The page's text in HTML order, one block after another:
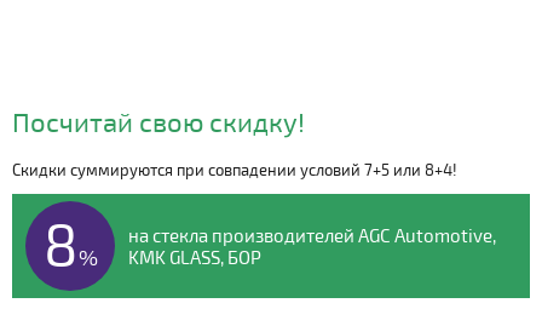
Видео о компании
Посчитай свою скидку!
Скидки суммируются при совпадении условий 7+5 или 8+4!
8%
на стекла производителей AGC Automotive,
KMK GLASS, БОР